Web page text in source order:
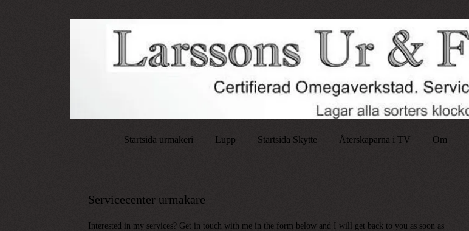
Startsida urmakeri Lupp Startsida Skytte Återskaparna i TV Om
Servicecenter urmakare
Interested in my services? Get in touch with me in the form below and I will get back to you as soon as